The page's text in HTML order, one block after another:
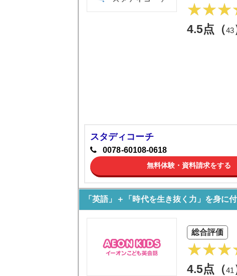
4.5点（43
スタディコーチ
0078-60108-0618
無料体験・資料請求をする
「英語」＋「時代を生き抜く力」を身に
総合評価
4.5点（41